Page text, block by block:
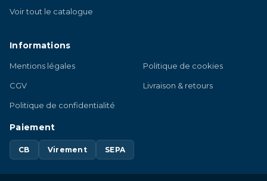
Voir tout le catalogue
Informations
Mentions légales
CGV
Politique de confidentialité
Politique de cookies
Livraison & retours
Paiement
CB Virement SEPA